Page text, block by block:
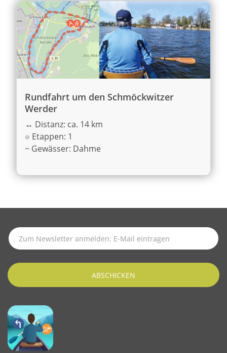
Rundfahrt um den Schmöckwitzer
Werder
↔ Distanz: ca. 14 km
⟐ Etappen: 1
~ Gewässer: Dahme
SUBSCRIBE TO LATEST NEWS
ABSCHICKEN